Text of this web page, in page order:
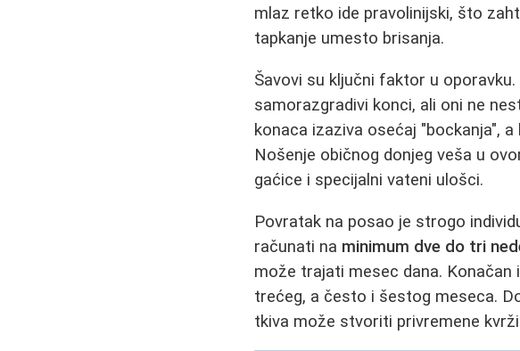
mlaz retko ide pravolinijski, što
tapkanje umesto brisanja.
Šavovi su ključni faktor u oporavku.
samorazgradivi konci, ali oni ne
konaca izaziva osećaj "bockanja",
Nošenje običnog donjeg veša u
gaćice i specijalni vateni ulošci.
Povratak na posao je strogo
računati na minimum dve do tri
može trajati mesec dana. Konačan
trećeg, a često i šestog meseca.
tkiva može stvoriti privremene